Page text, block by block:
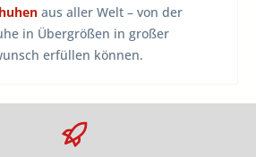
aus aller Welt – von der
in Übergrößen in großer
erfüllen können.